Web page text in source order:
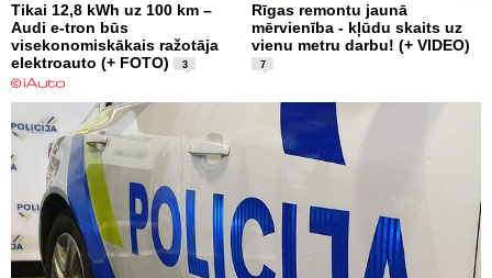
Tikai 12,8 kWh uz 100 km –
Audi e-tron būs
visekonomiskākais ražotāja
elektroauto (+ FOTO)
3
Rīgas remontu jaunā
mērvienība - kļūdu skaits uz
vienu metru darbu! (+ VIDEO)
7